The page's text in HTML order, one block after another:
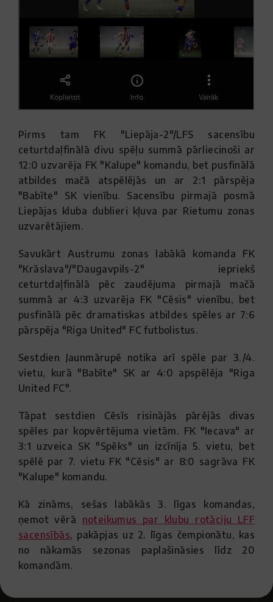
Pirms tam FK "Liepāja-2"/LFS sacensību
ceturtdaļfinālā divu spēļu summā pārliecinoši ar
12:0 uzvarēja FK "Kalupe" komandu, bet pusfinālā
atbildes mačā atspēlējās un ar 2:1 pārspēja
"Babīte" SK vienību. Sacensību pirmajā posmā
Liepājas kluba dublieri kļuva par Rietumu zonas
uzvarētājiem.
Savukārt Austrumu zonas labākā komanda FK
"Krāslava"/"Daugavpils-2" iepriekš
ceturtdaļfinālā pēc zaudējuma pirmajā mačā
summā ar 4:3 uzvarēja FK "Cēsis" vienību, bet
pusfinālā pēc dramatiskas atbildes spēles ar 7:6
pārspēja "Riga United" FC futbolistus.
Sestdien Jaunmārupē notika arī spēle par 3./4.
vietu, kurā "Babīte" SK ar 4:0 apspēlēja "Riga
United FC".
Tāpat sestdien Cēsīs risinājās pārējās divas
spēles par kopvērtējuma vietām. FK "Iecava" ar
3:1 uzveica SK "Spēks" un izcīnīja 5. vietu, bet
spēlē par 7. vietu FK "Cēsis" ar 8:0 sagrāva FK
"Kalupe" komandu.
Kā zināms, sešas labākās 3. līgas komandas,
ņemot vērā noteikumus par klubu rotāciju LFF
sacensībās, pakāpjas uz 2. līgas čempionātu, kas
no nākamās sezonas paplašināsies līdz 20
komandām.